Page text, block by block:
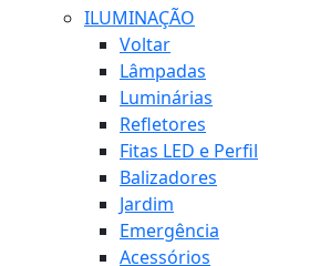
ILUMINAÇÃO
Voltar
Lâmpadas
Luminárias
Refletores
Fitas LED e Perfil
Balizadores
Jardim
Emergência
Acessórios